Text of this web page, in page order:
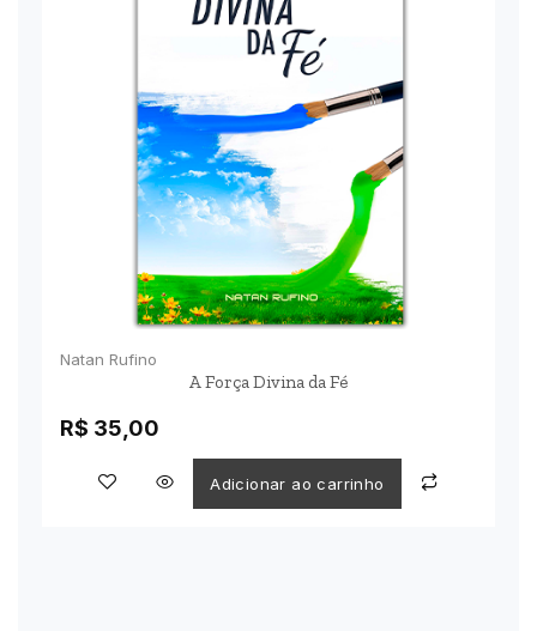
Natan Rufino
A Força Divina da Fé
R$ 35,00
Adicionar ao carrinho